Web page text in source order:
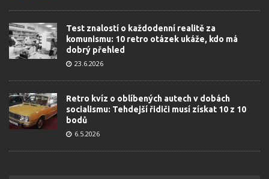
Test znalostí o každodenní realitě za
komunismu: 10 retro otázek ukáže, kdo má
dobrý přehled
23.6.2026
Retro kvíz o oblíbených autech v dobách
socialismu: Tehdejší řidiči musí získat 10 z 10
bodů
6.5.2026